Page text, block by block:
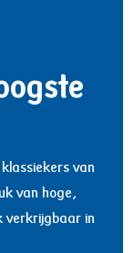
van
van hoge,
verkrijgbaar in